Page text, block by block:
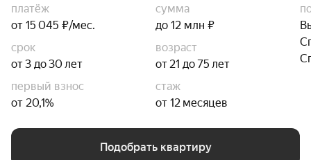
платёж
от 15 045 ₽/мес.
сумма
до 12 млн ₽
срок
от 3 до 30 лет
возраст
от 21 до 75 лет
первый взнос
от 20,1%
стаж
от 12 месяцев
Подобрать квартиру